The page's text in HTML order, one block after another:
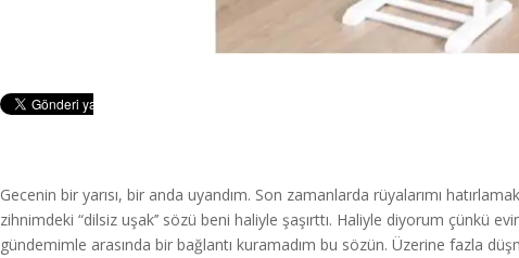
Gecenin bir yarısı, bir anda uyandım. Son zamanlarda rüyalarımı
zihnimdeki “dilsiz uşak’’ sözü beni haliyle şaşırttı. Haliyle diyorum çünkü
gündemimle arasında bir bağlantı kuramadım bu sözün. Üzerine fazla